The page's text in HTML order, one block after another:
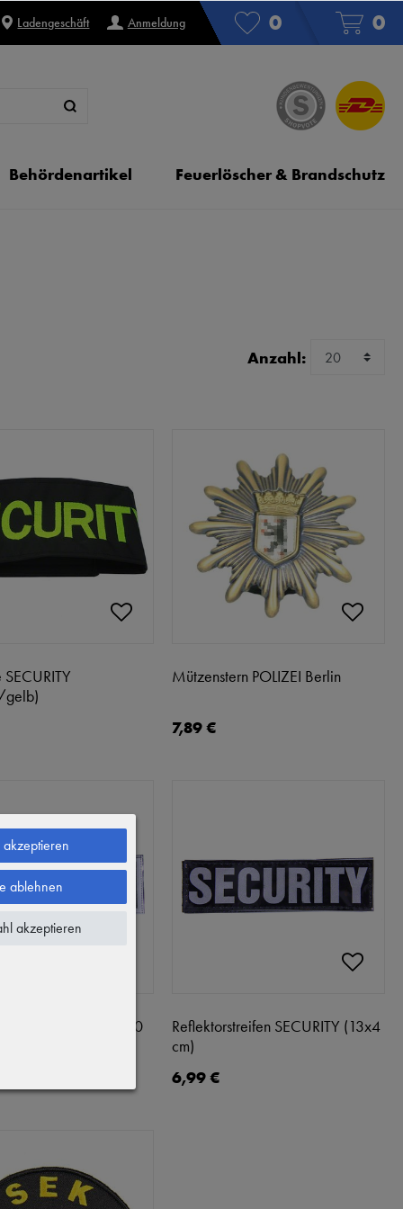
Ladengeschäft Anmeldung 0 0
Behördenartikel Feuerlöscher & Brandschutz
gelb)
Mützenstern POLIZEI Berlin
7,89 €
POLIZEI (32x10
Reflektorstreifen SECURITY (13x4
cm)
6,99 €
ablehnen
akzeptieren